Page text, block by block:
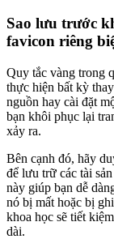
Sao lưu trước
favicon riêng
Quy tắc vàng trong
thực hiện bất kỳ
nguồn hay cài đặt
bạn khôi phục lại
xảy ra.
Bên cạnh đó, hãy
để lưu trữ các tài
này giúp bạn dễ
nó bị mất hoặc bị
khoa học sẽ tiết
dài.